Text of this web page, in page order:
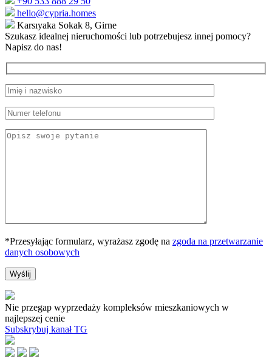
hello@cypria.homes
Karsıyaka Sokak 8, Girne
Szukasz idealnej nieruchomości lub potrzebujesz innej pomocy?
Napisz do nas!
*Przesyłając formularz, wyrażasz zgodę na zgoda na przetwarzanie
danych osobowych
Nie przegap wyprzedaży kompleksów mieszkaniowych w
najlepszej cenie
Subskrybuj kanał TG